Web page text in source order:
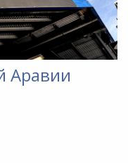
Аравии